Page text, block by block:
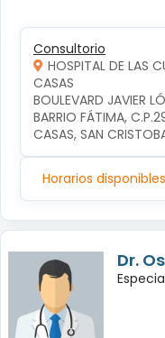
Consultorio
HOSPITAL DE LAS
CASAS
BOULEVARD JAVIER
BARRIO FÁTIMA,
CASAS, SAN
Horarios disponibles
Dr.